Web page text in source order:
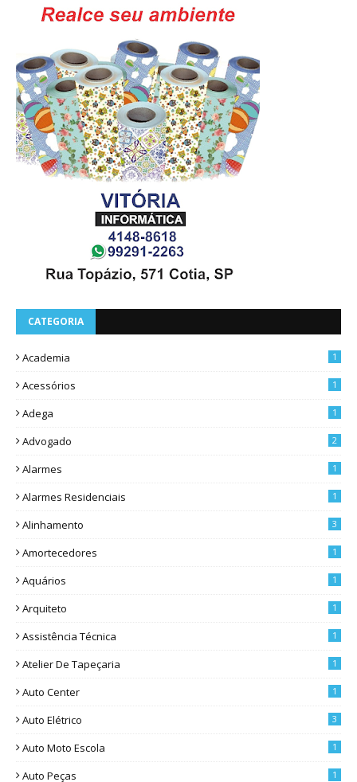
CATEGORIA
Academia 1
Acessórios 1
Adega 1
Advogado 2
Alarmes 1
Alarmes Residenciais 1
Alinhamento 3
Amortecedores 1
Aquários 1
Arquiteto 1
Assistência Técnica 1
Atelier De Tapeçaria 1
Auto Center 1
Auto Elétrico 3
Auto Moto Escola 1
Auto Peças 1